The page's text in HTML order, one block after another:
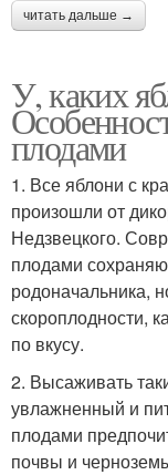
читать дальше →
У, каких
плодами
1. Все яблони с
произошли от
Недзвецкого.
плодами
родоначальника,
скороплодности,
по вкусу.
2. Высаживать
увлажненный и
плодами
почвы и